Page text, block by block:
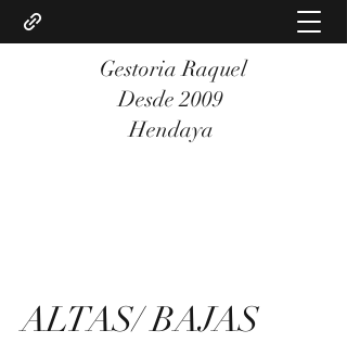
Gestoria Raquel
Desde 2009
Hendaya
ALTAS/ BAJAS